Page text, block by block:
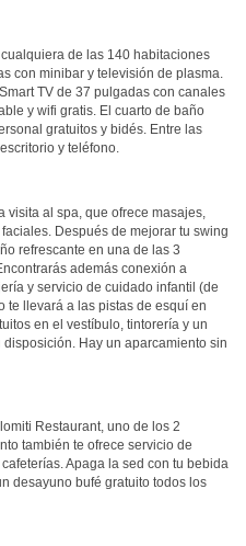
de las 140 habitaciones
con minibar y televisión de plasma.
TV de 37 pulgadas con canales
y wifi gratis. El cuarto de baño
gratuitos y bidés. Entre las
y teléfono.
visita al spa, que ofrece masajes,
Después de mejorar tu swing
refrescante en una de las 3
además conexión a
y servicio de cuidado infantil (de
te llevará a las pistas de esquí en
en el vestíbulo, tintorería y un
Hay un aparcamiento sin
Restaurant, uno de los 2
también te ofrece servicio de
Apaga la sed con tu bebida
desayuno bufé gratuito todos los